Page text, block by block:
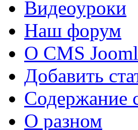
Видеоуроки
Наш форум
О CMS
Добавить
Содержание
О разном